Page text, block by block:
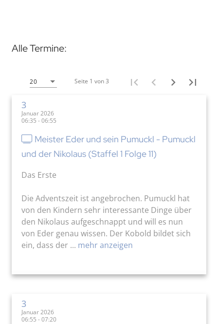
Alle Termine:
20 Seite 1 von 3
3
Januar 2026
06:35 - 06:55
Meister Eder und sein Pumuckl - Pumuckl
und der Nikolaus (Staffel 1 Folge 11)
Das Erste
Die Adventszeit ist angebrochen. Pumuckl hat
von den Kindern sehr interessante Dinge über
den Nikolaus aufgeschnappt und will es nun
von Eder genau wissen. Der Kobold bildet sich
ein, dass der ... mehr anzeigen
3
Januar 2026
06:55 - 07:20